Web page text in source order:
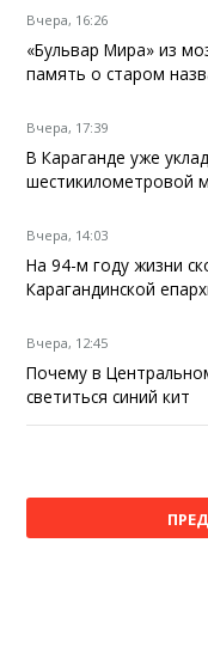
Вчера, 16:26
«Бульвар Мира» из
память о старом
Вчера, 17:39
В Караганде уже
шестикилометровой
Вчера, 14:03
На 94-м году жизни
Карагандинской
Вчера, 12:45
Почему в
светиться синий кит